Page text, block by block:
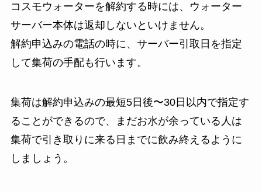
コスモウォーターを解約する時には、ウォーター
サーバー本体は返却しないといけません。
解約申込みの電話の時に、サーバー引取日を指定
して集荷の手配も行います。
集荷は解約申込みの最短5日後〜30日以内で指定す
ることができるので、まだお水が余っている人は
集荷で引き取りに来る日までに飲み終えるように
しましょう。